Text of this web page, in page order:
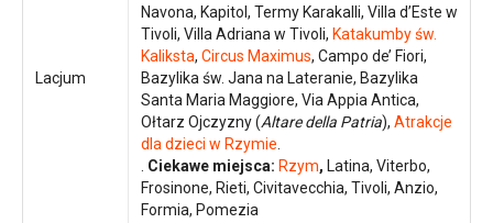
Lacjum
Navona, Kapitol, Termy Karakalli, Villa d’Este w
Tivoli, Villa Adriana w Tivoli, Katakumby św.
Kaliksta, Circus Maximus, Campo de’ Fiori,
Bazylika św. Jana na Lateranie, Bazylika
Santa Maria Maggiore, Via Appia Antica,
Ołtarz Ojczyzny (Altare della Patria), Atrakcje
dla dzieci w Rzymie
Ciekawe miejsca: Rzym, Latina, Viterbo,
Frosinone, Rieti, Civitavecchia, Tivoli, Anzio,
Formia, Pomezia